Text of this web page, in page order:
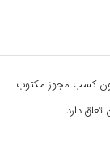
کسب مجوز مکتوب
دارد.